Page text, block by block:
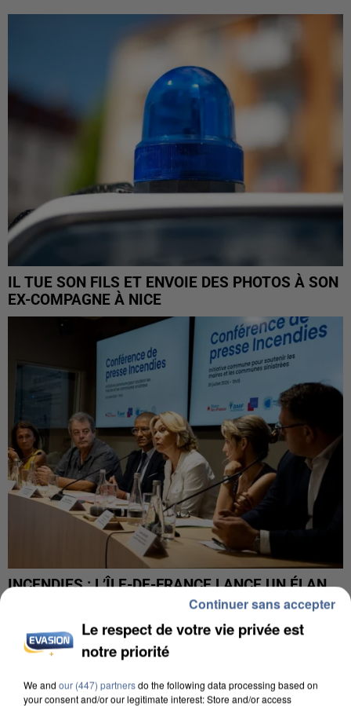
IL TUE SON FILS ET ENVOIE DES PHOTOS À SON
EX-COMPAGNE À NICE
INCENDIES : L’ÎLE-DE-FRANCE LANCE UN ÉLAN
DE SOLIDARITÉ AVEC LES...
Le respect de votre vie privée est
notre priorité
We and our (447) partnersdo the following data processing based on
your consent and/or our legitimate interest: Store and/or access
Continuer sans accepter